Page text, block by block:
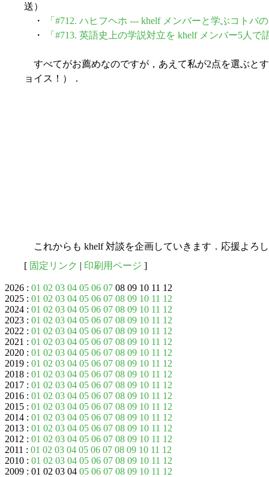
送）
・
「#712. ハヒフヘホ --- khelf メンバーと学ぶコトバ
・
「#713. 英語史上の学説対立を khelf メンバー5人で
すべてがお薦めなのですが，あえて私が2点を選ぶと
ョイス！）．
これからも khelf 対談を企画していきます．応援よろ
[ 固定リンク | 印刷用ページ ]
2026 : 01 02 03 04 05 06 07 08 09 10 11 12
2025 : 01 02 03 04 05 06 07 08 09 10 11 12
2024 : 01 02 03 04 05 06 07 08 09 10 11 12
2023 : 01 02 03 04 05 06 07 08 09 10 11 12
2022 : 01 02 03 04 05 06 07 08 09 10 11 12
2021 : 01 02 03 04 05 06 07 08 09 10 11 12
2020 : 01 02 03 04 05 06 07 08 09 10 11 12
2019 : 01 02 03 04 05 06 07 08 09 10 11 12
2018 : 01 02 03 04 05 06 07 08 09 10 11 12
2017 : 01 02 03 04 05 06 07 08 09 10 11 12
2016 : 01 02 03 04 05 06 07 08 09 10 11 12
2015 : 01 02 03 04 05 06 07 08 09 10 11 12
2014 : 01 02 03 04 05 06 07 08 09 10 11 12
2013 : 01 02 03 04 05 06 07 08 09 10 11 12
2012 : 01 02 03 04 05 06 07 08 09 10 11 12
2011 : 01 02 03 04 05 06 07 08 09 10 11 12
2010 : 01 02 03 04 05 06 07 08 09 10 11 12
2009 : 01 02 03 04 05 06 07 08 09 10 11 12